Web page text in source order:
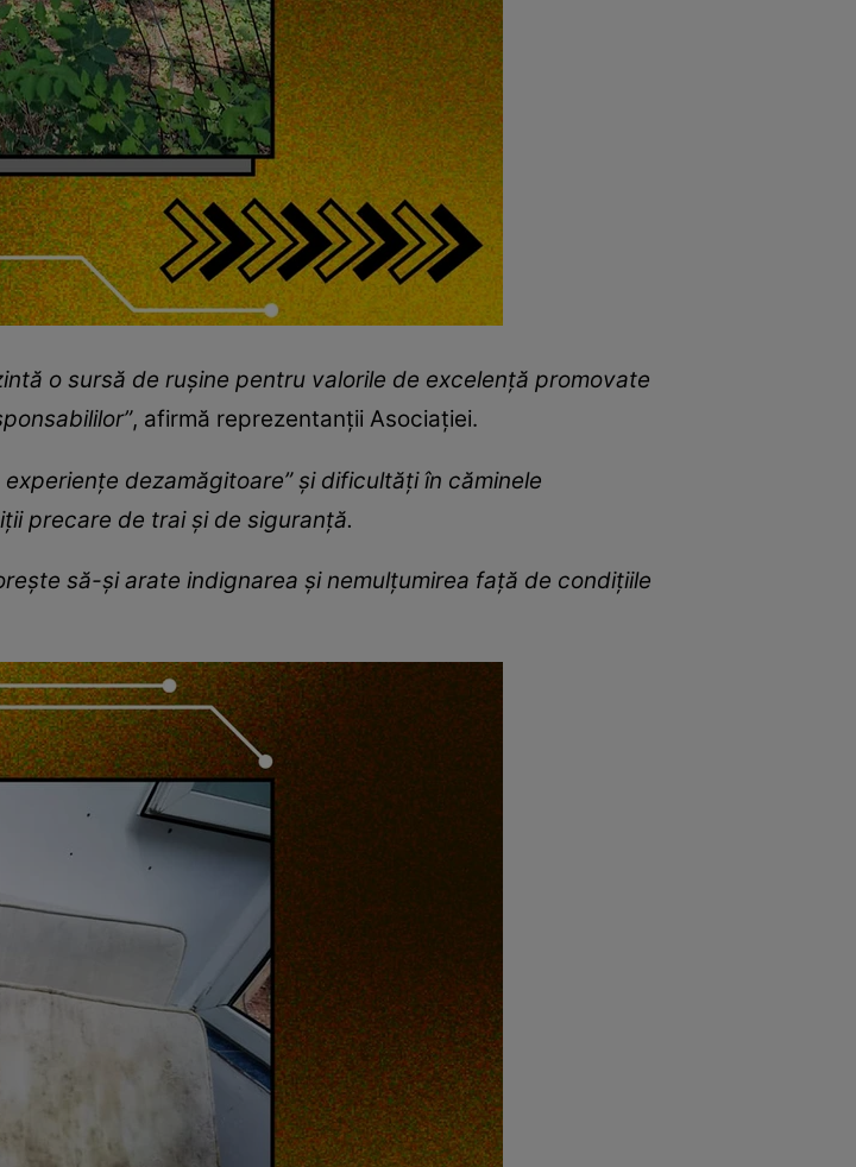
o sursă de ruşine pentru valorile de excelenţă promovate
, afirmă reprezentanţii Asociaţiei.
dezamăgitoare” şi dificultăţi în căminele
precare de trai şi de siguranţă.
să-şi arate indignarea şi nemulţumirea faţă de condiţiile